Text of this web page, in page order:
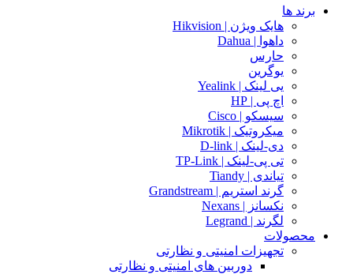
برند ها
هایک ویژن | Hikvision
داهوا | Dahua
حارس
یوگرین
یی لینک | Yealink
اچ پی | HP
سیسکو | Cisco
میکروتیک | Mikrotik
دی-لینک | D-link
تی پی-لینک | TP-Link
تیاندی | Tiandy
گرند استریم | Grandstream
نکسانز | Nexans
لگرند | Legrand
محصولات
تجهیزات امنیتی و نظارتی
دوربین های امنیتی و نظارتی